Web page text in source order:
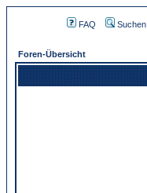
FAQ Suchen
Foren-Übersicht